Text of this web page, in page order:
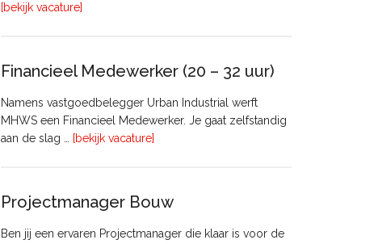
[bekijk vacature]
Financieel Medewerker (20 – 32 uur)
Namens vastgoedbelegger Urban Industrial werft
MHWS een Financieel Medewerker. Je gaat zelfstandig
aan de slag …
[bekijk vacature]
32
Projectmanager Bouw
Ben jij een ervaren Projectmanager die klaar is voor de